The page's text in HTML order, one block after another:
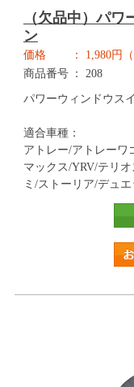
（欠品中）パ
ン
価格
1,980円（
商品番号
208
パワーウィンドウス
適合車種：
アトレー/アトレーワ
マックス/YRV/テリ
ミ/ストーリア/デュエ